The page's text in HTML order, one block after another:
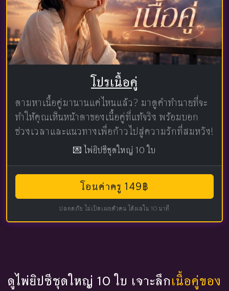
โปรเนื้อคู่
ตามหาเนื้อคู่มานานแค่ไหนแล้ว? มาดูคำทำนายที่จะ
ทำให้คุณเห็นหน้าตาของเนื้อคู่ที่แท้จริง พร้อมบอก
ช่วงเวลาและแนวทางเพื่อก้าวไปสู่ความรักที่สมหวัง!
💌 ไพ่ยิปซีชุดใหญ่ 10 ใบ
โอนค่าครู 149฿
ปลอดภัย ไม่เปิดเผยตัวตน ได้ผลใน 10 นาที
ดูไพ่ยิปซีชุดใหญ่ 10 ใบ เจาะลึกเนื้อคู่ของ